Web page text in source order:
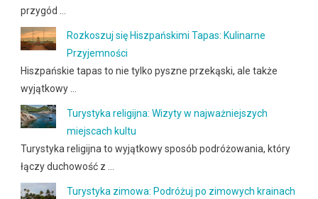
przygód …
Rozkoszuj się Hiszpańskimi Tapas: Kulinarne
Przyjemności
Hiszpańskie tapas to nie tylko pyszne przekąski, ale także
wyjątkowy …
Turystyka religijna: Wizyty w najważniejszych
miejscach kultu
Turystyka religijna to wyjątkowy sposób podróżowania, który
łączy duchowość z …
Turystyka zimowa: Podróżuj po zimowych krainach